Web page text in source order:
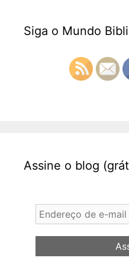
Siga o Mundo
Assine o blog
Endereço
de
e-